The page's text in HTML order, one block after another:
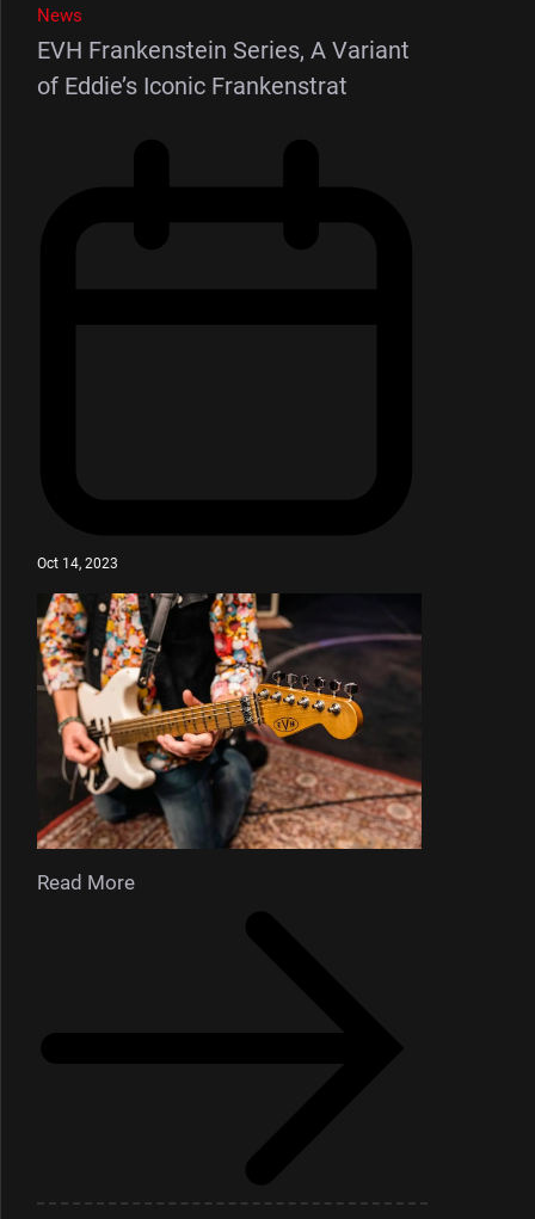
News
EVH Frankenstein Series, A Variant
of Eddie’s Iconic Frankenstrat
Oct 14, 2023
Read More